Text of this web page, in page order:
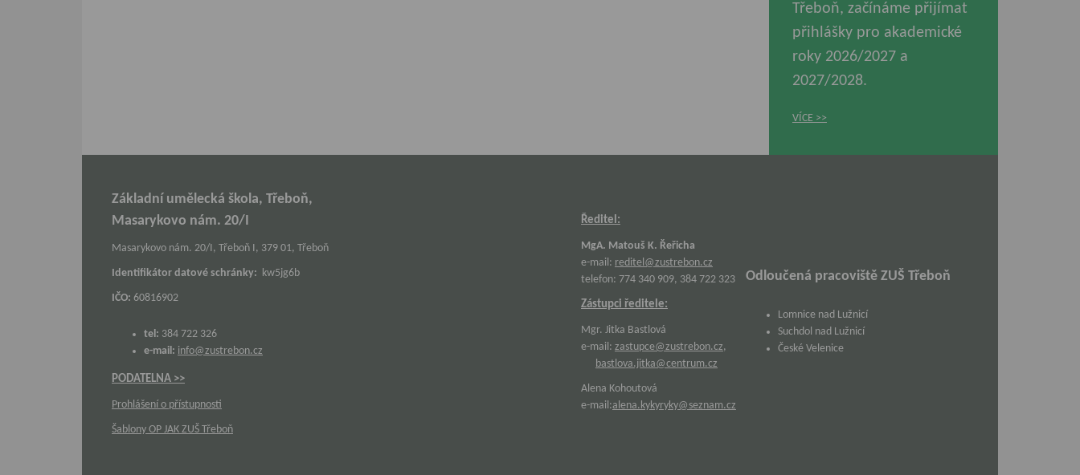
Třeboň, začínáme přijímat
přihlášky pro akademické
roky 2026/2027 a
2027/2028.
VÍCE
Základní umělecká škola, Třeboň,
Masarykovo nám. 20/I
Masarykovo nám. 20/I, Třeboň I, 379 01, Třeboň
Identifikátor datové schránky: kw5jg6b
IČO: 60816902
tel: 384 722 326
e-mail: info@zustrebon.cz
PODATELNA >>
Prohlášení o přístupnosti
Šablony OP JAK ZUŠ Třeboň
Ředitel:
MgA. Matouš K. Řeřicha
e-mail: reditel@zustrebon.cz
telefon: 774 340 909, 384 722 323
Zástupci ředitele:
Mgr. Jitka Bastlová
e-mail: zastupce@zustrebon.cz,
bastlova.jitka@centrum.cz
Alena Kohoutová
e-mail:alena.kykyryky@seznam.cz
Odloučená pracoviště ZUŠ Třeboň
Lomnice nad Lužnicí
Suchdol nad Lužnicí
České Velenice